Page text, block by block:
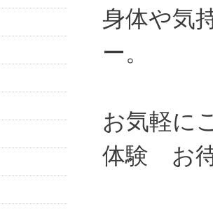
身体や気
ー。
お気軽に
体験 お